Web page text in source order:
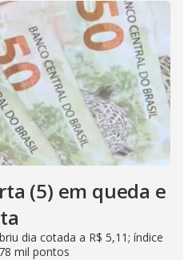
(5) em queda e
dia cotada a R$ 5,11; índice
mil pontos